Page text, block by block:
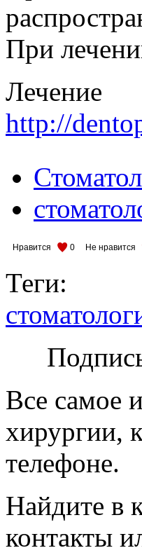
При
Лечение
http://
Нравится 0 Не нравится
Теги:
Все самое
хирургии,
телефоне.
Найдите в
контакты